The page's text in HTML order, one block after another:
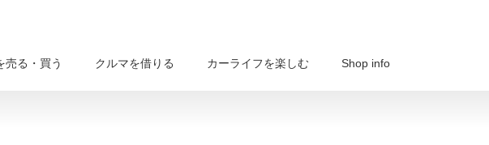
売る・買う クルマを借りる カーライフを楽しむ Shop info